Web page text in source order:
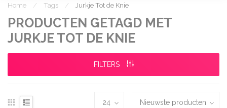
Home / Tags / Jurkje Tot de Knie
PRODUCTEN GETAGD MET
JURKJE TOT DE KNIE
FILTERS